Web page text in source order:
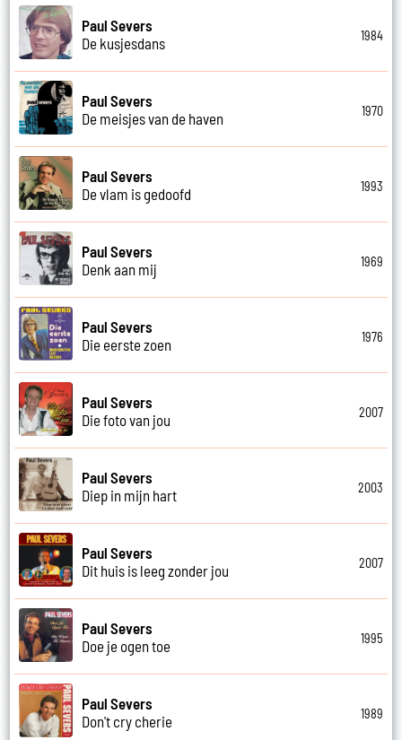
Paul Severs
De kusjesdans
1984
Paul Severs
De meisjes van de haven
1970
Paul Severs
De vlam is gedoofd
1993
Paul Severs
Denk aan mij
1969
Paul Severs
Die eerste zoen
1976
Paul Severs
Die foto van jou
2007
Paul Severs
Diep in mijn hart
2003
Paul Severs
Dit huis is leeg zonder jou
2007
Paul Severs
Doe je ogen toe
1995
Paul Severs
Don't cry cherie
1989